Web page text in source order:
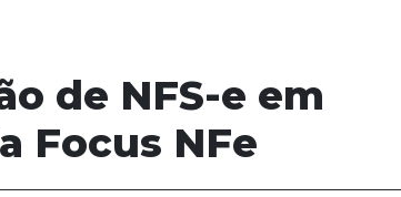
de NFS-e em
Focus NFe